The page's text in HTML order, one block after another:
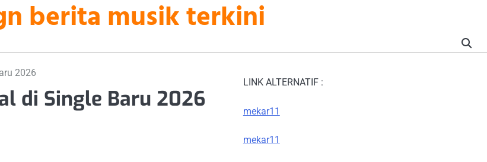
berita musik terkini
2026
di Single Baru 2026
LINK ALTERNATIF :
mekar11
mekar11